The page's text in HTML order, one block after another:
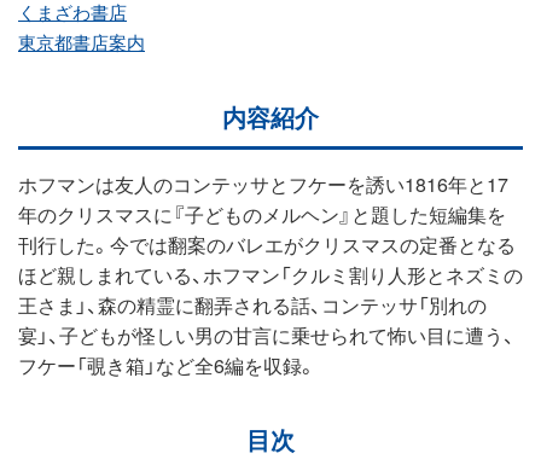
くまざわ書店
東京都書店案内
内容紹介
ホフマンは友人のコンテッサとフケーを誘い1816年と17
年のクリスマスに『子どものメルヘン』と題した短編集を
刊行した。今では翻案のバレエがクリスマスの定番となる
ほど親しまれている、ホフマン「クルミ割り人形とネズミの
王さま」、森の精霊に翻弄される話、コンテッサ「別れの
宴」、子どもが怪しい男の甘言に乗せられて怖い目に遭う、
フケー「覗き箱」など全6編を収録。
目次